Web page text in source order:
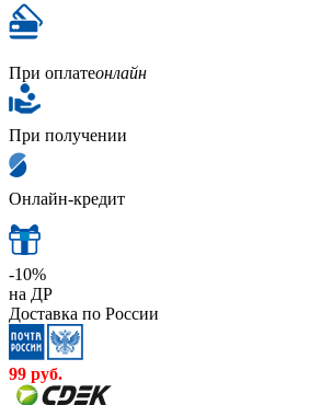
При оплатеонлайн
При получении
Онлайн-кредит
-10%
на ДР
Доставка по России
99 руб.